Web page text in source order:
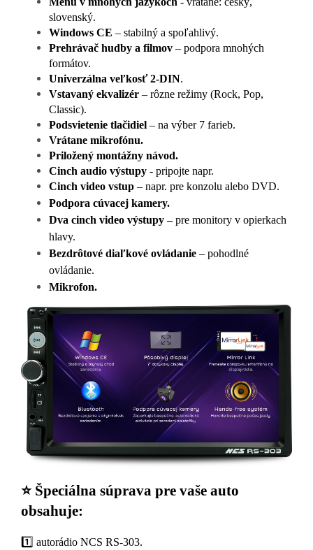
slovenský.
Windows CE – stabilný a spoľahlivý.
Prehrávač hudby a filmov – podpora mnohých
formátov.
Univerzálna veľkosť 2-DIN.
Vstavaný ekvalizér – rôzne režimy (Rock, Pop,
Classic).
Podsvietenie tlačidiel – na výber 7 farieb.
Vrátane mikrofónu.
Priložený montážny návod.
Cinch audio výstupy - pripojte napr.
Cinch video vstup – napr. pre konzolu alebo DVD.
Podpora cúvacej kamery.
Dva cinch video výstupy –pre monitory v opierkach
hlavy.
Bezdrôtové diaľkové ovládanie – pohodlné
ovládanie.
Mikrofon.
⭐ Špeciálna súprava pre vaše auto
obsahuje:
1️⃣ autorádio NCS RS-303.